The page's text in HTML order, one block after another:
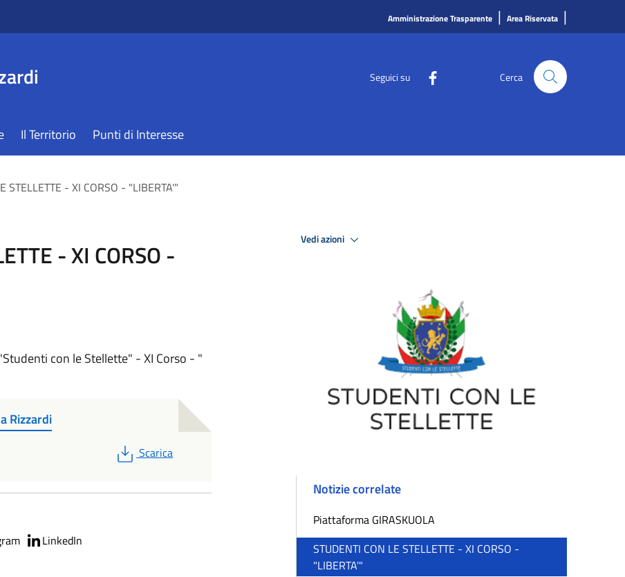
Amministrazione Trasparente | Area Riservata |
Seguici su Cerca
Il Territorio Punti di Interesse
STELLETTE - XI CORSO - "LIBERTA'"
- XI CORSO -
con le Stellette" - XI Corso - "
Rizzardi
PDF
Scarica
LinkedIn
Vedi azioni
Notizie correlate
Piattaforma GIRASKUOLA
STUDENTI CON LE STELLETTE - XI CORSO -
"LIBERTA'"